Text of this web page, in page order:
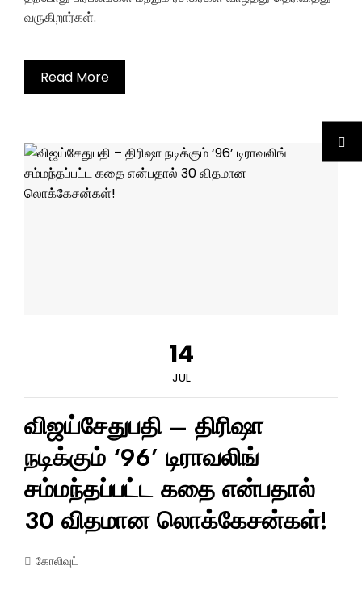
வருகிறார்கள்.
Read More
14
JUL
விஜய்சேதுபதி – திரிஷா
நடிக்கும் ‘96’ டிராவலிங்
சம்மந்தப்பட்ட கதை என்பதால்
30 விதமான லொக்கேசன்கள்!
கோலிவுட்